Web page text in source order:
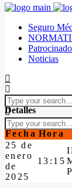
Seguro
Noticias
Detalles
Fecha Hora
25 de
enero
de
2025
13:15